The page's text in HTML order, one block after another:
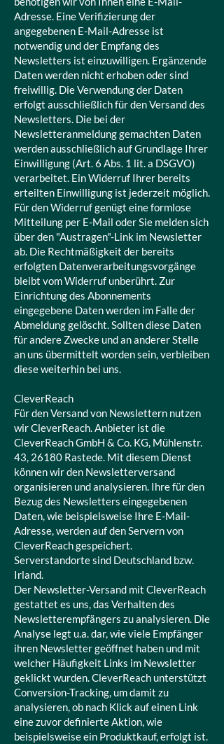
Adresse. Eine Verifizierung der
angegebenen E-Mail-Adresse ist
notwendig und der Empfang des
Newsletters ist einzuwilligen. Ergänzende
Daten werden nicht erhoben oder sind
freiwillig. Die Verwendung der Daten
erfolgt ausschließlich für den Versand des
Newsletters. Die bei der
Newsletteranmeldung gemachten Daten
werden ausschließlich auf Grundlage Ihrer
Einwilligung (Art. 6 Abs. 1 lit. a DSGVO)
verarbeitet. Ein Widerruf Ihrer bereits
erteilten Einwilligung ist jederzeit möglich.
Für den Widerruf genügt eine formlose
Mitteilung per E-Mail oder Sie melden sich
über den "Austragen"-Link im Newsletter
ab. Die Rechtmäßigkeit der bereits
erfolgten Datenverarbeitungsvorgänge
bleibt vom Widerruf unberührt. Zur
Einrichtung des Abonnements
eingegebene Daten werden im Falle der
Abmeldung gelöscht. Sollten diese Daten
für andere Zwecke und an anderer Stelle
an uns übermittelt worden sein, verbleiben
diese weiterhin bei uns.
CleverReach
Für den Versand von Newslettern nutzen
wir CleverReach. Anbieter ist die
CleverReach GmbH & Co. KG, Mühlenstr.
43, 26180 Rastede. Mit diesem Dienst
können wir den Newsletterversand
organisieren und analysieren. Ihre für den
Bezug des Newsletters eingegebenen
Daten, wie beispielsweise Ihre E-Mail-
Adresse, werden auf den Servern von
CleverReach gespeichert.
Serverstandorte sind Deutschland bzw.
Irland.
Der Newsletter-Versand mit CleverReach
gestattet es uns, das Verhalten des
Newsletterempfängers zu analysieren. Die
Analyse legt u.a. dar, wie viele Empfänger
ihren Newsletter geöffnet haben und mit
welcher Häufigkeit Links im Newsletter
geklickt wurden. CleverReach unterstützt
Conversion-Tracking, um damit zu
analysieren, ob nach Klick auf einen Link
eine zuvor definierte Aktion, wie
beispielsweise ein Produktkauf, erfolgt ist.